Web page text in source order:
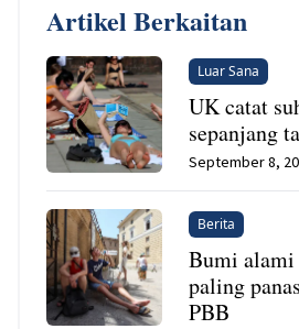
Artikel Berkaitan
Luar Sana
UK catat
sepanjang
September 8,
Berita
Bumi alami
paling
PBB